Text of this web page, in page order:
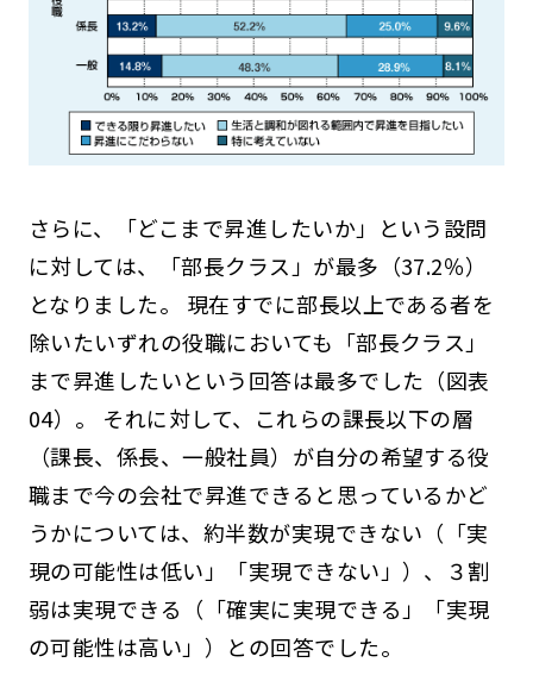
さらに、「どこまで昇進したいか」という設問
に対しては、「部長クラス」が最多（37.2％）
となりました。 現在すでに部長以上である者を
除いたいずれの役職においても「部長クラス」
まで昇進したいという回答は最多でした（図表
04）。 それに対して、これらの課長以下の層
（課長、係長、一般社員）が自分の希望する役
職まで今の会社で昇進できると思っているかど
うかについては、約半数が実現できない（「実
現の可能性は低い」「実現できない」）、３割
弱は実現できる（「確実に実現できる」「実現
の可能性は高い」）との回答でした。